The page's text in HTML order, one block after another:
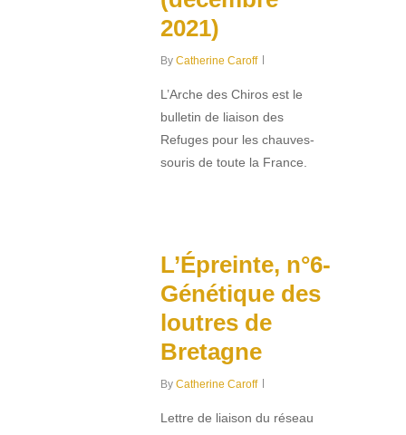
2021)
By Catherine Caroff
L’Arche des Chiros est le
bulletin de liaison des
Refuges pour les chauves-
souris de toute la France.
L’Épreinte, n°6-
Génétique des
loutres de
Bretagne
By Catherine Caroff
Lettre de liaison du réseau